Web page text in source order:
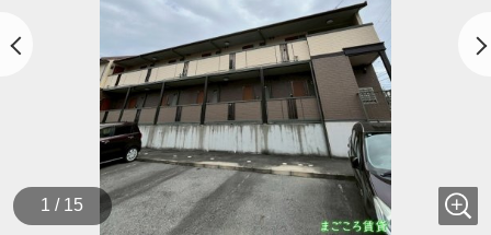
1 / 15